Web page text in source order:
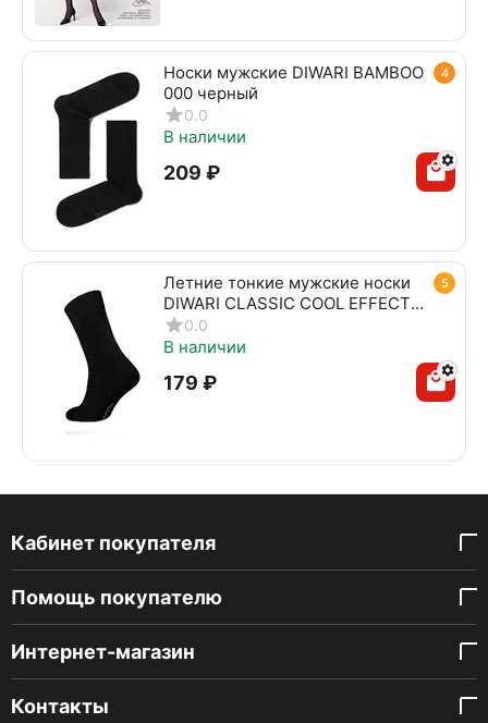
4
Носки мужские DIWARI BAMBOO
000 черный
0.0
В наличии
‍209‍ ₽
5
Летние тонкие мужские носки
DIWARI CLASSIC COOL EFFECT
010 черный
0.0
В наличии
‍179‍ ₽
Кабинет покупателя
Помощь покупателю
Интернет-магазин
Контакты